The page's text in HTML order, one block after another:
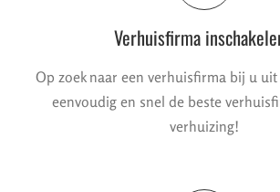
Verhuisfirma
Op zoek naar een verhuisfirma bij u
eenvoudig en snel de beste
verhuizing!